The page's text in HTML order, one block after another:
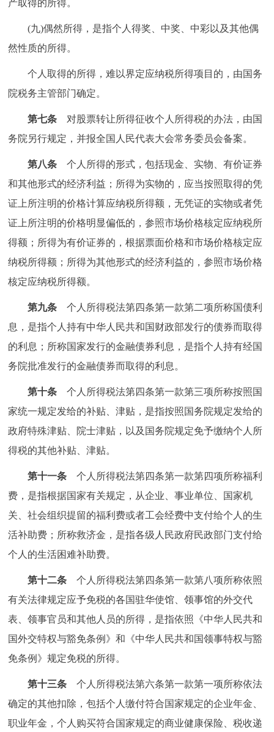
产取得的所得。
(九)偶然所得，是指个人得奖、中奖、中彩以及其他偶
然性质的所得。
个人取得的所得，难以界定应纳税所得项目的，由国务
院税务主管部门确定。
第七条 对股票转让所得征收个人所得税的办法，由国
务院另行规定，并报全国人民代表大会常务委员会备案。
第八条 个人所得的形式，包括现金、实物、有价证券
和其他形式的经济利益；所得为实物的，应当按照取得的凭
证上所注明的价格计算应纳税所得额，无凭证的实物或者凭
证上所注明的价格明显偏低的，参照市场价格核定应纳税所
得额；所得为有价证券的，根据票面价格和市场价格核定应
纳税所得额；所得为其他形式的经济利益的，参照市场价格
核定应纳税所得额。
第九条 个人所得税法第四条第一款第二项所称国债利
息，是指个人持有中华人民共和国财政部发行的债券而取得
的利息；所称国家发行的金融债券利息，是指个人持有经国
务院批准发行的金融债券而取得的利息。
第十条 个人所得税法第四条第一款第三项所称按照国
家统一规定发给的补贴、津贴，是指按照国务院规定发给的
政府特殊津贴、院士津贴，以及国务院规定免予缴纳个人所
得税的其他补贴、津贴。
第十一条 个人所得税法第四条第一款第四项所称福利
费，是指根据国家有关规定，从企业、事业单位、国家机
关、社会组织提留的福利费或者工会经费中支付给个人的生
活补助费；所称救济金，是指各级人民政府民政部门支付给
个人的生活困难补助费。
第十二条 个人所得税法第四条第一款第八项所称依照
有关法律规定应予免税的各国驻华使馆、领事馆的外交代
表、领事官员和其他人员的所得，是指依照《中华人民共和
国外交特权与豁免条例》和《中华人民共和国领事特权与豁
免条例》规定免税的所得。
第十三条 个人所得税法第六条第一款第一项所称依法
确定的其他扣除，包括个人缴付符合国家规定的企业年金、
职业年金，个人购买符合国家规定的商业健康保险、税收递